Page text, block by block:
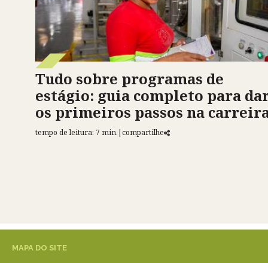
Tudo sobre programas de
estágio: guia completo para
os primeiros passos na
tempo de leitura: 7 min.|compartilhe
MAPA DO SITE